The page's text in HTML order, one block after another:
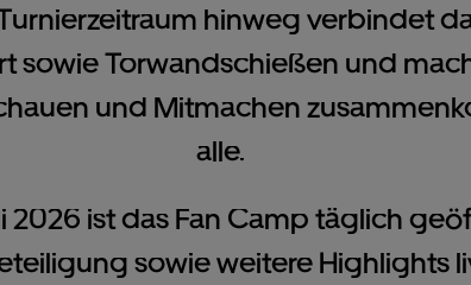
hinweg verbindet
sowie Torwandschießen und
und Mitmachen
alle.
2026 ist das Fan Camp täglich
sowie weitere Highlights